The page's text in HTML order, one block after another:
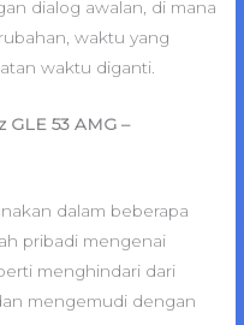
dialog awalan, di mana
waktu yang
waktu diganti.
GLE 53 AMG –
dalam beberapa
pribadi mengenai
menghindari dari
mengemudi dengan